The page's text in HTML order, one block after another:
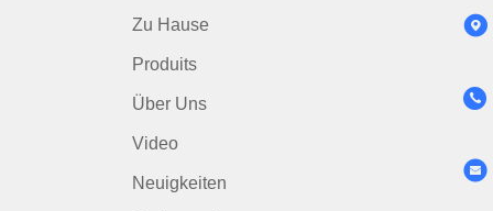
Zu Hause
Produits
Über Uns
Video
Neuigkeiten